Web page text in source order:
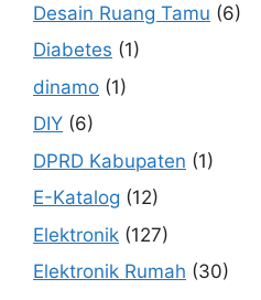
Desain Ruang Tamu (6)
Diabetes (1)
dinamo (1)
DIY (6)
DPRD Kabupaten (1)
E-Katalog (12)
Elektronik (127)
Elektronik Rumah (30)